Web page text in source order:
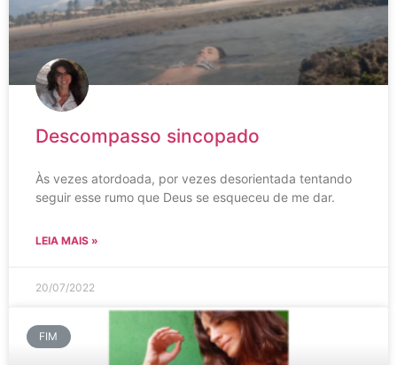
Descompasso sincopado
Às vezes atordoada, por vezes desorientada tentando
seguir esse rumo que Deus se esqueceu de me dar.
LEIA MAIS »
20/07/2022
FIM